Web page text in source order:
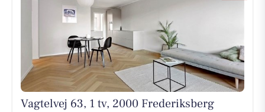
Vagtelvej 63, 1 tv, 2000 Frederiksberg